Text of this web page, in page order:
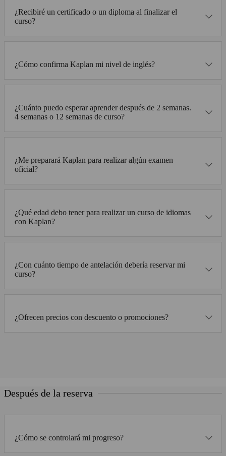
¿Recibiré un certificado o un diploma al finalizar el
curso?
¿Cómo confirma Kaplan mi nivel de inglés?
¿Cuánto puedo esperar aprender después de 2 semanas.
4 semanas o 12 semanas de curso?
¿Me preparará Kaplan para realizar algún examen
oficial?
¿Qué edad debo tener para realizar un curso de idiomas
con Kaplan?
¿Con cuánto tiempo de antelación debería reservar mi
curso?
¿Ofrecen precios con descuento o promociones?
Después de la reserva
¿Cómo se controlará mi progreso?